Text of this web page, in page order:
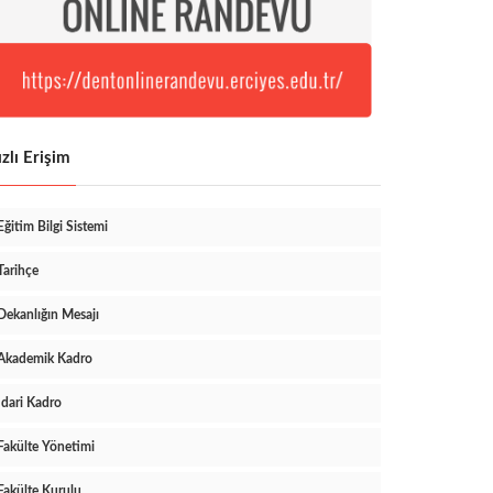
Erişim
Bilgi Sistemi
Mesajı
Kadro
Kadro
Yönetimi